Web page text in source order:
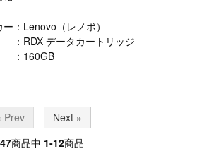
ー：Lenovo（レノボ）
RDX データカートリッジ
160GB
Prev
Next »
商品中 1-12商品